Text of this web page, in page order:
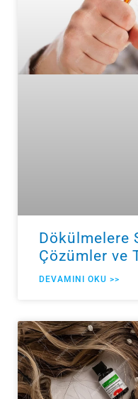
Dökülmelere
Çözümler ve
DEVAMINI OKU >>